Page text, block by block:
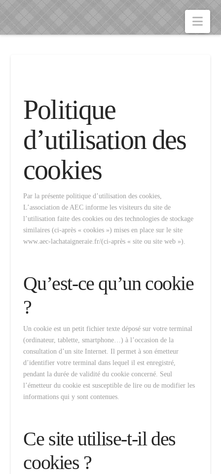
Politique
d’utilisation des
cookies
Par la présente politique d’utilisation des cookies,
L’association de AEC informe les visiteurs du site de
l’utilisation faite des cookies ou des technologies de stockage
similaires (ci-après « cookies ») mises en place sur le site
www.aec-lachataigneraie.fr/(ci-après « site ou site web »).
Qu’est-ce qu’un cookie
?
Un cookie est un petit fichier texte déposé sur votre terminal
(ordinateur, tablette, smartphone…) à l’occasion de la
consultation d’un site Internet. Il permet à son émetteur
d’identifier votre terminal dans lequel il est enregistré,
pendant la durée de validité du cookie concerné. Seul
l’émetteur du cookie est susceptible de lire ou de modifier les
informations qui y sont contenues.
Ce site utilise-t-il des
cookies ?